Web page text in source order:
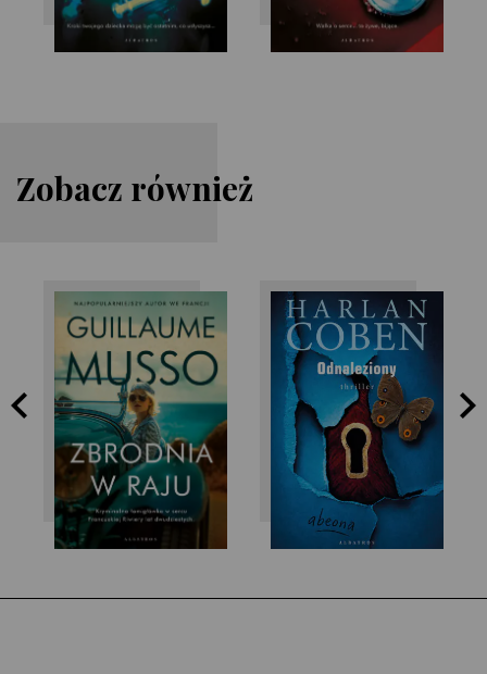
Zobacz również
Guillaume Musso Harlan Coben